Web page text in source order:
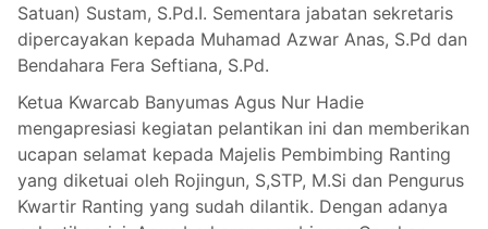
Satuan) Sustam, S.Pd.I. Sementara jabatan sekretaris
dipercayakan kepada Muhamad Azwar Anas, S.Pd dan
Bendahara Fera Seftiana, S.Pd.
Ketua Kwarcab Banyumas Agus Nur Hadie
mengapresiasi kegiatan pelantikan ini dan memberikan
ucapan selamat kepada Majelis Pembimbing Ranting
yang diketuai oleh Rojingun, S,STP, M.Si dan Pengurus
Kwartir Ranting yang sudah dilantik. Dengan adanya